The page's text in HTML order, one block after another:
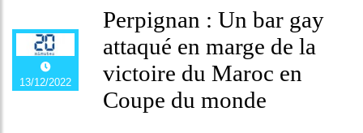
13/12/2022
Perpignan : Un bar gay
attaqué en marge de la
victoire du Maroc en
Coupe du monde